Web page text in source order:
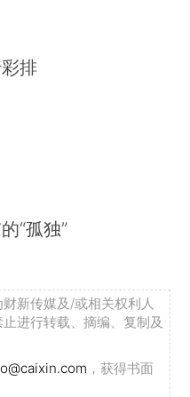
排
“孤独”
新传媒及/或相关权利人
进行转载、摘编、复制及
，获得书面